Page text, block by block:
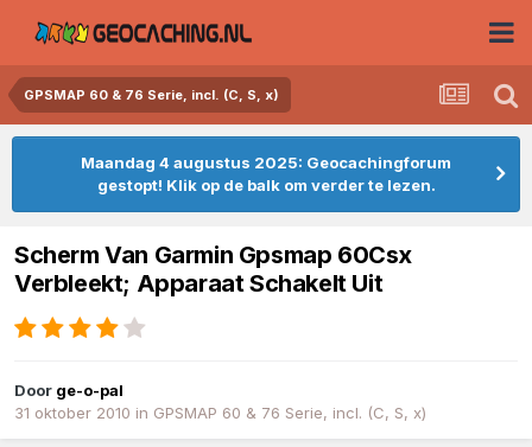
GPSMAP 60 & 76 Serie, incl. (C, S, x)
Maandag 4 augustus 2025: Geocachingforum
gestopt! Klik op de balk om verder te lezen.
Scherm Van Garmin Gpsmap 60Csx
Verbleekt; Apparaat Schakelt Uit
Door ge-o-pal
31 oktober 2010 in GPSMAP 60 & 76 Serie, incl. (C, S, x)